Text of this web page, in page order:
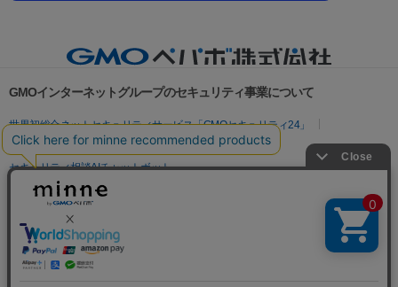
GMOインターネットグループのセキュリティ事業について
世界初総合ネットセキュリティサービス「GMOセキュリティ24」
パスワード漏洩診断
Webサイトリスク診断
セキュリティ相談AIチャットボット
実在証明・盗聴対策
サイバー攻撃対策（GMO Flatt Security）
セキュリティ事業の軌跡